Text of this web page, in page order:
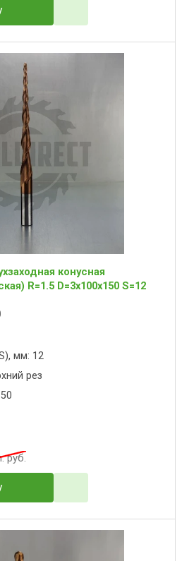
конусная
R=1.5 D=3x100x150 S=12
мм: 12
рез
руб.